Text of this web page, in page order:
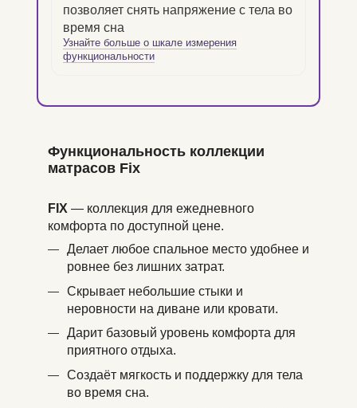
позволяет снять напряжение с тела во
время сна
Узнайте больше о шкале измерения
функциональности
Функциональность коллекции
матрасов Fix
FIX — коллекция для ежедневного
комфорта по доступной цене.
Делает любое спальное место удобнее и
ровнее без лишних затрат.
Скрывает небольшие стыки и
неровности на диване или кровати.
Дарит базовый уровень комфорта для
приятного отдыха.
Создаёт мягкость и поддержку для тела
во время сна.